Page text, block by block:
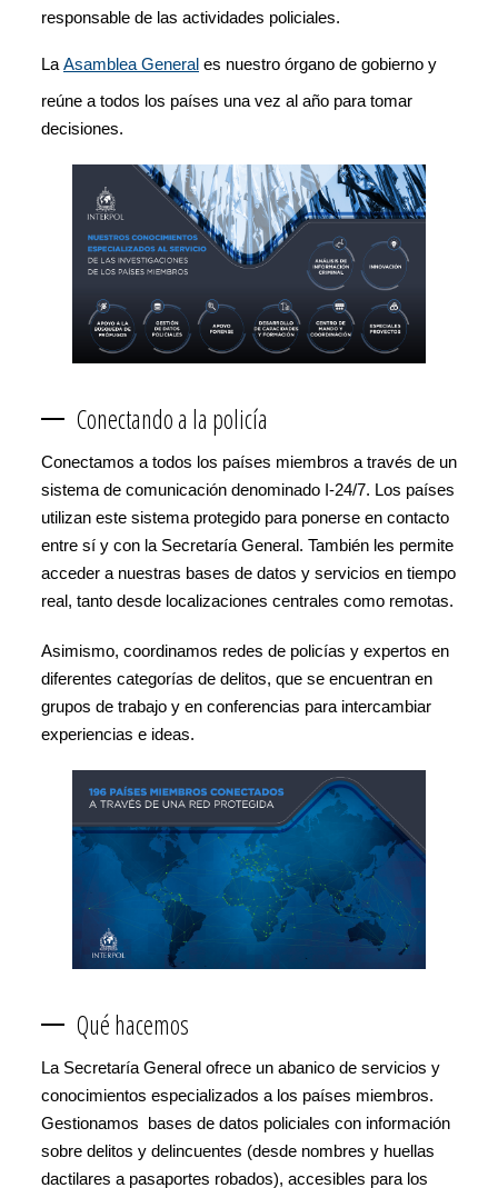
responsable de las actividades policiales.
La Asamblea General es nuestro órgano de gobierno y
reúne a todos los países una vez al año para tomar
decisiones.
Conectando a la policía
Conectamos a todos los países miembros a través de un
sistema de comunicación denominado I-24/7. Los países
utilizan este sistema protegido para ponerse en contacto
entre sí y con la Secretaría General. También les permite
acceder a nuestras bases de datos y servicios en tiempo
real, tanto desde localizaciones centrales como remotas.
Asimismo, coordinamos redes de policías y expertos en
diferentes categorías de delitos, que se encuentran en
grupos de trabajo y en conferencias para intercambiar
experiencias e ideas.
Qué hacemos
La Secretaría General ofrece un abanico de servicios y
conocimientos especializados a los países miembros.
Gestionamos bases de datos policiales con información
sobre delitos y delincuentes (desde nombres y huellas
dactilares a pasaportes robados), accesibles para los